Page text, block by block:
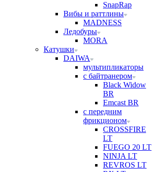
SnapRap
Вибы и раттлины
MADNESS
Ледобуры
MORA
Катушки
DAIWA
мультипликаторы
с байтранером
Black Widow
BR
Emcast BR
с передним
фрикционом
CROSSFIRE
LT
FUEGO 20 LT
NINJA LT
REVROS LT